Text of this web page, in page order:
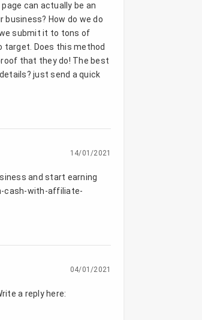
can actually be an
How do we do
submit it to tons of
target. Does this method
that they do! The best
just send a quick
14/01/2021
and start earning
cash-with-affiliate-
04/01/2021
a reply here: